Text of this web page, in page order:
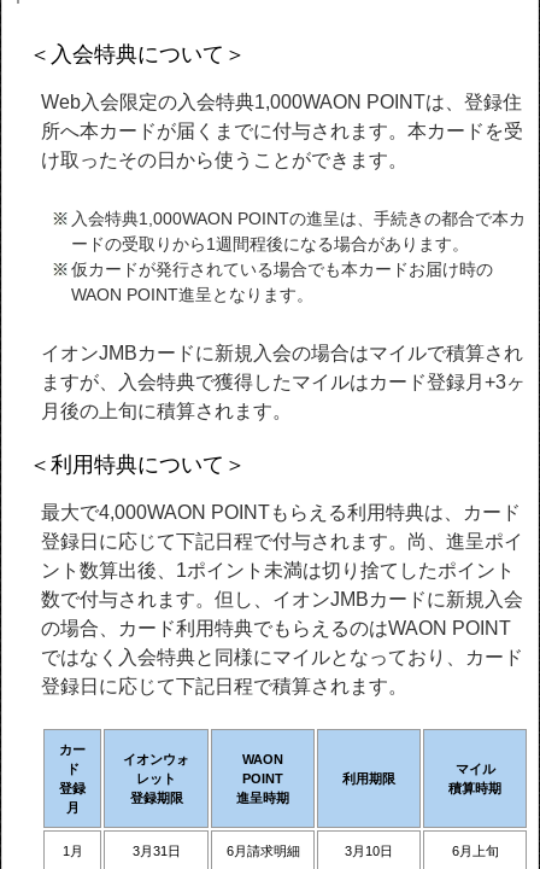
＜入会特典について＞
Web入会限定の入会特典1,000WAON POINTは、登録住
所へ本カードが届くまでに付与されます。本カードを受
け取ったその日から使うことができます。
入会特典1,000WAON POINTの進呈は、手続きの都合で本カ
ードの受取りから1週間程後になる場合があります。
仮カードが発行されている場合でも本カードお届け時の
WAON POINT進呈となります。
イオンJMBカードに新規入会の場合はマイルで積算され
ますが、入会特典で獲得したマイルはカード登録月+3ヶ
月後の上旬に積算されます。
＜利用特典について＞
最大で4,000WAON POINTもらえる利用特典は、カード
登録日に応じて下記日程で付与されます。尚、進呈ポイ
ント数算出後、1ポイント未満は切り捨てしたポイント
数で付与されます。但し、イオンJMBカードに新規入会
の場合、カード利用特典でもらえるのはWAON POINT
ではなく入会特典と同様にマイルとなっており、カード
登録日に応じて下記日程で積算されます。
カー
ド
登録
月
イオンウォ
レット
登録期限
WAON
POINT
進呈時期
利用期限
マイル
積算時期
1月 3月31日 6月請求明細 3月10日 6月上旬